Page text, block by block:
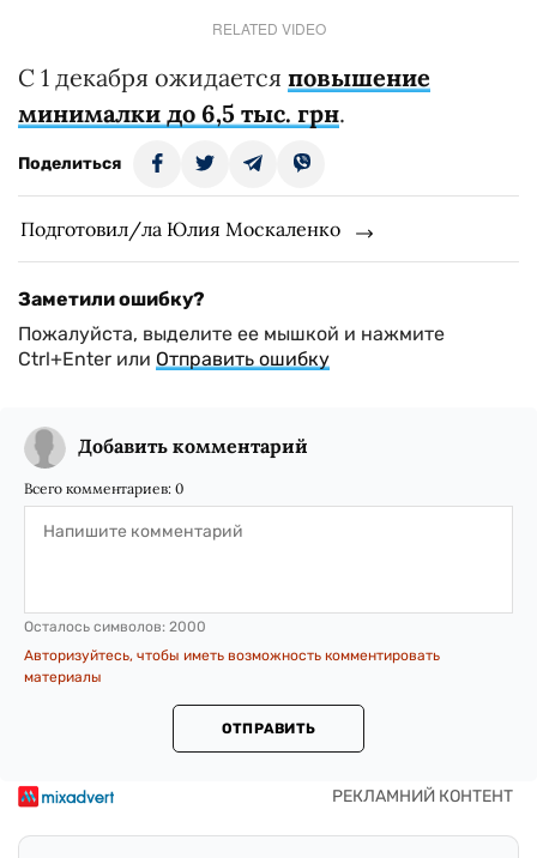
RELATED VIDEO
С 1 декабря ожидается повышение
минималки до 6,5 тыс. грн.
Поделиться
Подготовил/ла Юлия Москаленко
Заметили ошибку?
Пожалуйста, выделите ее мышкой и нажмите
Ctrl+Enter или Отправить ошибку
Добавить комментарий
Всего комментариев: 0
Осталось символов: 2000
Авторизуйтесь, чтобы иметь возможность комментировать
материалы
ОТПРАВИТЬ